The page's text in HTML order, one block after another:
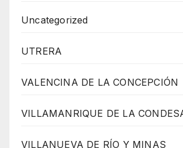
Uncategorized
UTRERA
VALENCINA DE LA CONCEPCIÓN
VILLAMANRIQUE DE LA
VILLANUEVA DE RÍO Y MINAS